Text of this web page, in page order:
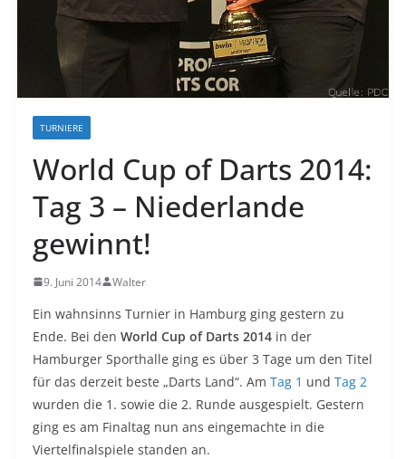
TURNIERE
World Cup of Darts 2014:
Tag 3 – Niederlande
gewinnt!
9. Juni 2014 Walter
Ein wahnsinns Turnier in Hamburg ging gestern zu
Ende. Bei den World Cup of Darts 2014 in der
Hamburger Sporthalle ging es über 3 Tage um den Titel
für das derzeit beste „Darts Land“. Am Tag 1 und Tag 2
wurden die 1. sowie die 2. Runde ausgespielt. Gestern
ging es am Finaltag nun ans eingemachte in die
Viertelfinalspiele standen an.